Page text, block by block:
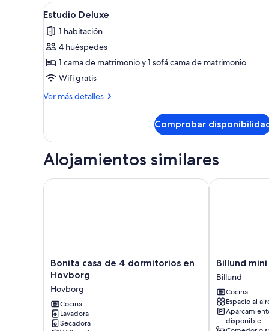
Abrir
todas
las
fotos
de
Estudio
Deluxe
Una sala de estar moderna
5
Estudio Deluxe
1 habitación
4 huéspedes
1 cama de matrimonio y 1 sofá cama de matrimonio
Wifi gratis
Ver más detalles
Más
Deluxe
Comprobar
Alojamientos similares
Bonita
casa
4
dormitorios
en
Hovborg
Bonita casa de 4 dormitorios en
Hovborg
Hovborg
Cocina
Lavadora
Secadora
Bonita casa de 4 dormitorios en Hovborg
Billund
mini
hostel
room
1
Billund
Billund
Billund
Cocina
Espacio al
disponible
Billund mini